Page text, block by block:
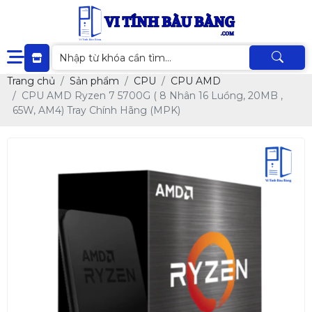
Trang chủ Sản phẩm CPU
CPU AMD
CPU AMD Ryzen 7 5700G ( 8 Nhân 16 Luồng, 20MB ,
65W, AM4) Tray Chính Hãng (MPK)